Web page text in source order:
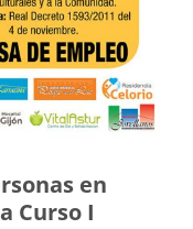
en
Curso I